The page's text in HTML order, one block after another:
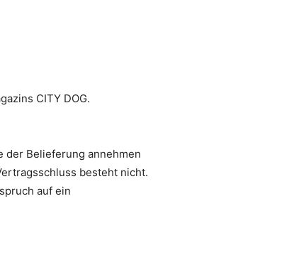
CITY DOG.
der Belieferung annehmen
besteht nicht.
auf ein